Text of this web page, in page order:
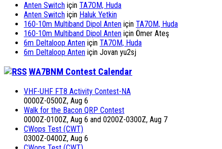
Anten Switch için TA7OM, Huda
Anten Switch için Haluk Yetkin
160-10m Multiband Dipol Anten için TA7OM, Huda
160-10m Multiband Dipol Anten için Ömer Ateş
6m Deltaloop Anten için TA7OM, Huda
6m Deltaloop Anten için Jovan yu2sj
WA7BNM Contest Calendar
VHF-UHF FT8 Activity Contest-NA
0000Z-0500Z, Aug 6
Walk for the Bacon QRP Contest
0000Z-0100Z, Aug 6 and 0200Z-0300Z, Aug 7
CWops Test (CWT)
0300Z-0400Z, Aug 6